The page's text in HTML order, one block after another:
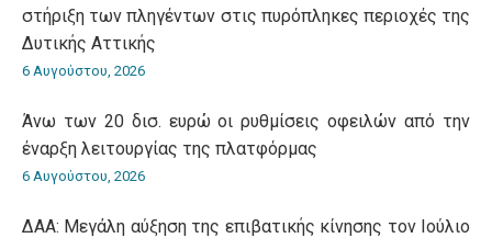
στήριξη των πληγέντων στις πυρόπληκες περιοχές της
Δυτικής Αττικής
6 Αυγούστου, 2026
Άνω των 20 δισ. ευρώ οι ρυθμίσεις οφειλών από την
έναρξη λειτουργίας της πλατφόρμας
6 Αυγούστου, 2026
ΔΑΑ: Μεγάλη αύξηση της επιβατικής κίνησης τον Ιούλιο